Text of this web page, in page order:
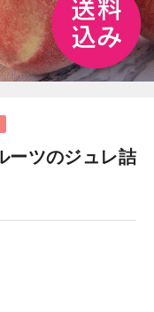
ーツのジュレ詰